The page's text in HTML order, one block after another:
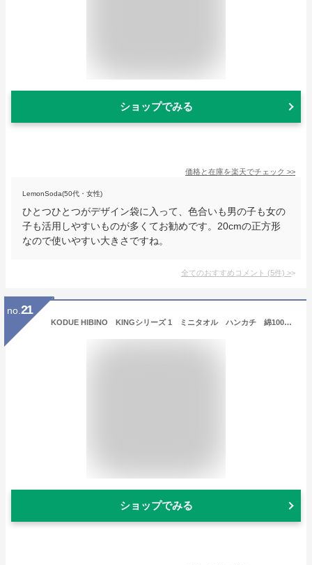
ショップでみる
価格と在庫を楽天でチェック >>
LemonSoda(50代・女性)
ひとつひとつがデザイン袋に入って、色合いも男の子も女の
子も活用しやすいものが多くてお勧めです。20cmの正方形
なので使いやすい大きさですね。
全てのおすすめコメント (5件) >
no. 21
KODUE HIBINO KINGシリーズ 1 ミニタオル ハンカチ 綿100％デザイン：ひびのこづえ まとめ買いに最適！かわいい動物のハンカチ♪
ショップでみる